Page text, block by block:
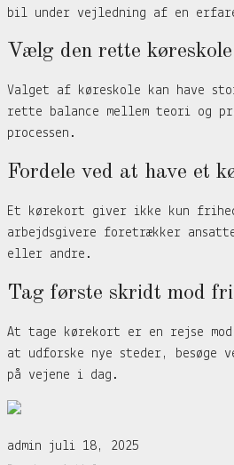
bil under vejledning af en
Vælg den rette køreskole
Valget af køreskole kan have
rette balance mellem teori og
processen.
Fordele ved at have et
Et kørekort giver ikke kun
arbejdsgivere foretrækker
eller andre.
Tag første skridt mod
At tage kørekort er en rejse
at udforske nye steder, besøge
på vejene i dag.
admin juli 18, 2025